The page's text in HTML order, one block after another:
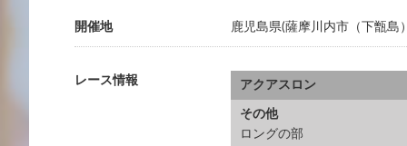
開催地 鹿児島県(薩摩川内市（下甑島
レース情報 アクアスロン
その他
ロングの部